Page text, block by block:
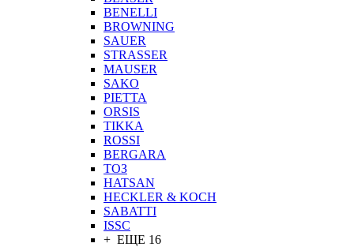
BENELLI
BROWNING
SAUER
STRASSER
MAUSER
SAKO
PIETTA
ORSIS
TIKKA
ROSSI
BERGARA
ТОЗ
HATSAN
HECKLER & KOCH
SABATTI
ISSC
+ ЕЩЕ 16